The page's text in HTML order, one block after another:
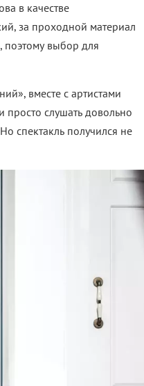
в качестве
за проходной материал
поэтому выбор для
вместе с артистами
просто слушать довольно
спектакль получился не